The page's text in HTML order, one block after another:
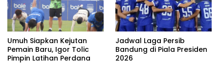
Umuh Siapkan Kejutan
Pemain Baru, Igor Tolic
Pimpin Latihan Perdana
Jadwal Laga Persib
Bandung di Piala Presiden
2026